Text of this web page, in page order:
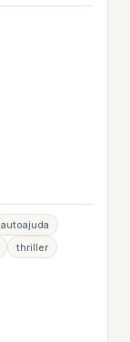
autoajuda
thriller